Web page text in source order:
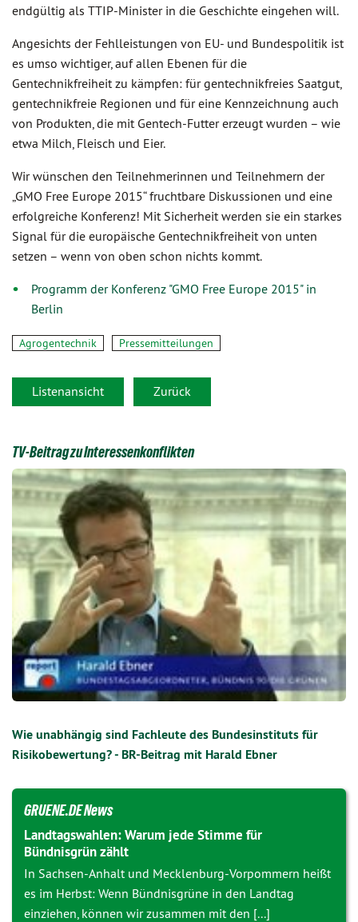
endgültig als TTIP-Minister in die Geschichte eingehen will.
Angesichts der Fehlleistungen von EU- und Bundespolitik ist
es umso wichtiger, auf allen Ebenen für die
Gentechnikfreiheit zu kämpfen: für gentechnikfreies Saatgut,
gentechnikfreie Regionen und für eine Kennzeichnung auch
von Produkten, die mit Gentech-Futter erzeugt wurden – wie
etwa Milch, Fleisch und Eier.
Wir wünschen den Teilnehmerinnen und Teilnehmern der
„GMO Free Europe 2015“ fruchtbare Diskussionen und eine
erfolgreiche Konferenz! Mit Sicherheit werden sie ein starkes
Signal für die europäische Gentechnikfreiheit von unten
setzen – wenn von oben schon nichts kommt.
Programm der Konferenz "GMO Free Europe 2015" in
Berlin
Agrogentechnik Pressemitteilungen
Listenansicht Zurück
TV-Beitrag zu Interessenkonflikten
Wie unabhängig sind Fachleute des Bundesinstituts für
Risikobewertung? - BR-Beitrag mit Harald Ebner
GRUENE.DE News
Landtagswahlen: Warum jede Stimme für
Bündnisgrün zählt
In Sachsen-Anhalt und Mecklenburg-Vorpommern heißt
es im Herbst: Wenn Bündnisgrüne in den Landtag
einziehen, können wir zusammen mit den [...]